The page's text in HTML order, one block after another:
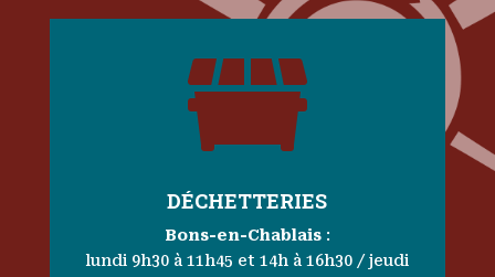

DÉCHETTERIES
Bons-en-Chablais:
lundi 9h30 à 11h45 et 14h à 16h30 / jeudi